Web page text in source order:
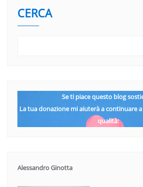
CERCA
Se ti piace questo blog
La tua donazione mi aiuterà a continuare
qualità:
Alessandro Ginotta